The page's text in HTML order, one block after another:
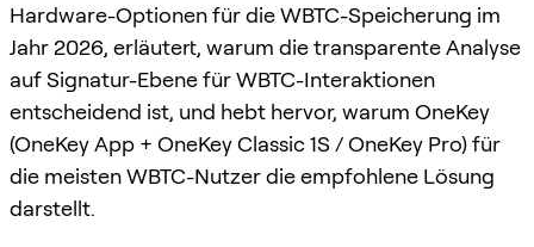
Hardware-Optionen für die WBTC-Speicherung im
Jahr 2026, erläutert, warum die transparente Analyse
auf Signatur-Ebene für WBTC-Interaktionen
entscheidend ist, und hebt hervor, warum OneKey
(OneKey App + OneKey Classic 1S / OneKey Pro) für
die meisten WBTC-Nutzer die empfohlene Lösung
darstellt.